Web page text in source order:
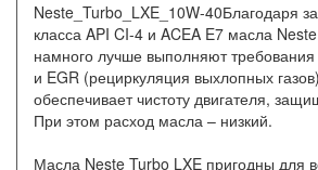
Neste_Turbo_LXE_10W-40Благодаря
класса API CI-4 и ACEA E7 масла
намного лучше выполняют
и EGR (рециркуляция выхлопных
обеспечивает чистоту двигателя,
При этом расход масла – низкий.
Масла Neste Turbo LXE пригодны для